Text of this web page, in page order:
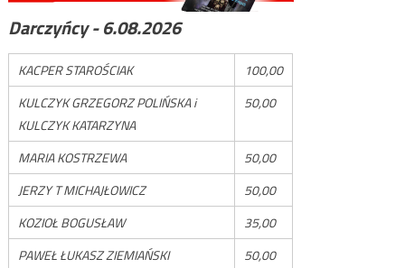
Darczyńcy - 6.08.2026
KACPER STAROŚCIAK
100,00
KULCZYK GRZEGORZ POLIŃSKA i
KULCZYK KATARZYNA
50,00
MARIA KOSTRZEWA
50,00
JERZY T MICHAJŁOWICZ
50,00
KOZIOŁ BOGUSŁAW
35,00
PAWEŁ ŁUKASZ ZIEMIAŃSKI
50,00